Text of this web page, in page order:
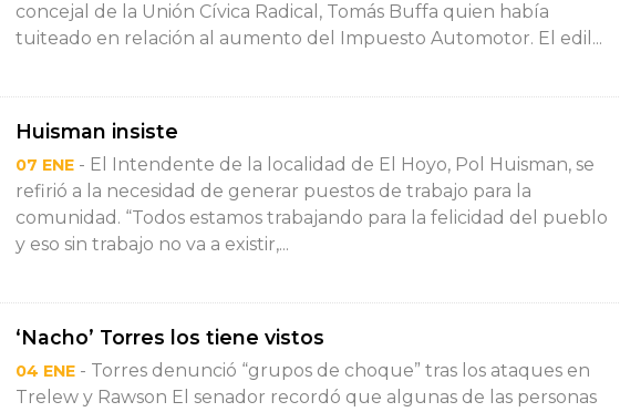
concejal de la Unión Cívica Radical, Tomás Buffa quien había
tuiteado en relación al aumento del Impuesto Automotor. El edil...
Huisman insiste
07 ENE - El Intendente de la localidad de El Hoyo, Pol Huisman, se
refirió a la necesidad de generar puestos de trabajo para la
comunidad. “Todos estamos trabajando para la felicidad del pueblo
y eso sin trabajo no va a existir,...
‘Nacho’ Torres los tiene vistos
04 ENE - Torres denunció “grupos de choque” tras los ataques en
Trelew y Rawson El senador recordó que algunas de las personas